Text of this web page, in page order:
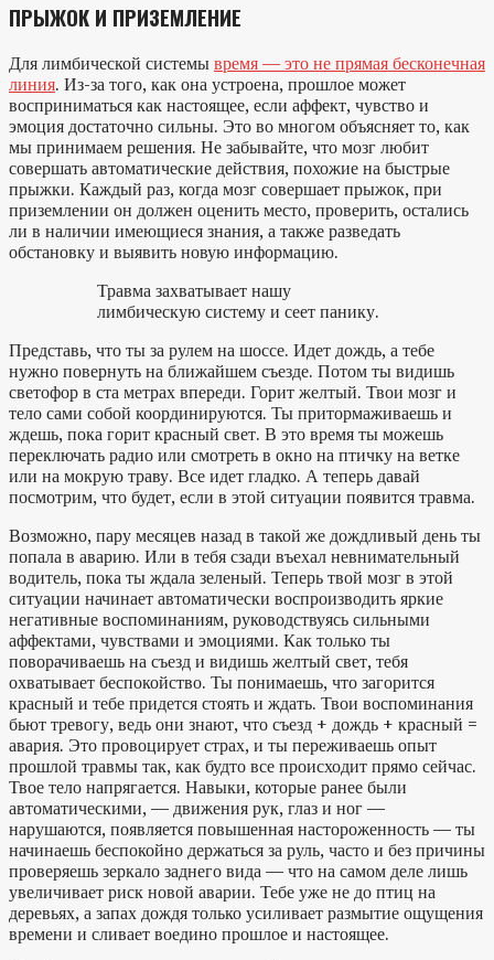
ПРЫЖОК И ПРИЗЕМЛЕНИЕ
Для лимбической системы время — это не прямая бесконечная
линия. Из-за того, как она устроена, прошлое может
восприниматься как настоящее, если аффект, чувство и
эмоция достаточно сильны. Это во многом объясняет то, как
мы принимаем решения. Не забывайте, что мозг любит
совершать автоматические действия, похожие на быстрые
прыжки. Каждый раз, когда мозг совершает прыжок, при
приземлении он должен оценить место, проверить, остались
ли в наличии имеющиеся знания, а также разведать
обстановку и выявить новую информацию.
Травма захватывает нашу
лимбическую систему и сеет панику.
Представь, что ты за рулем на шоссе. Идет дождь, а тебе
нужно повернуть на ближайшем съезде. Потом ты видишь
светофор в ста метрах впереди. Горит желтый. Твои мозг и
тело сами собой координируются. Ты притормаживаешь и
ждешь, пока горит красный свет. В это время ты можешь
переключать радио или смотреть в окно на птичку на ветке
или на мокрую траву. Все идет гладко. А теперь давай
посмотрим, что будет, если в этой ситуации появится травма.
Возможно, пару месяцев назад в такой же дождливый день ты
попала в аварию. Или в тебя сзади въехал невнимательный
водитель, пока ты ждала зеленый. Теперь твой мозг в этой
ситуации начинает автоматически воспроизводить яркие
негативные воспоминаниям, руководствуясь сильными
аффектами, чувствами и эмоциями. Как только ты
поворачиваешь на съезд и видишь желтый свет, тебя
охватывает беспокойство. Ты понимаешь, что загорится
красный и тебе придется стоять и ждать. Твои воспоминания
бьют тревогу, ведь они знают, что съезд + дождь + красный =
авария. Это провоцирует страх, и ты переживаешь опыт
прошлой травмы так, как будто все происходит прямо сейчас.
Твое тело напрягается. Навыки, которые ранее были
автоматическими, — движения рук, глаз и ног —
нарушаются, появляется повышенная настороженность — ты
начинаешь беспокойно держаться за руль, часто и без причины
проверяешь зеркало заднего вида — что на самом деле лишь
увеличивает риск новой аварии. Тебе уже не до птиц на
деревьях, а запах дождя только усиливает размытие ощущения
времени и сливает воедино прошлое и настоящее.